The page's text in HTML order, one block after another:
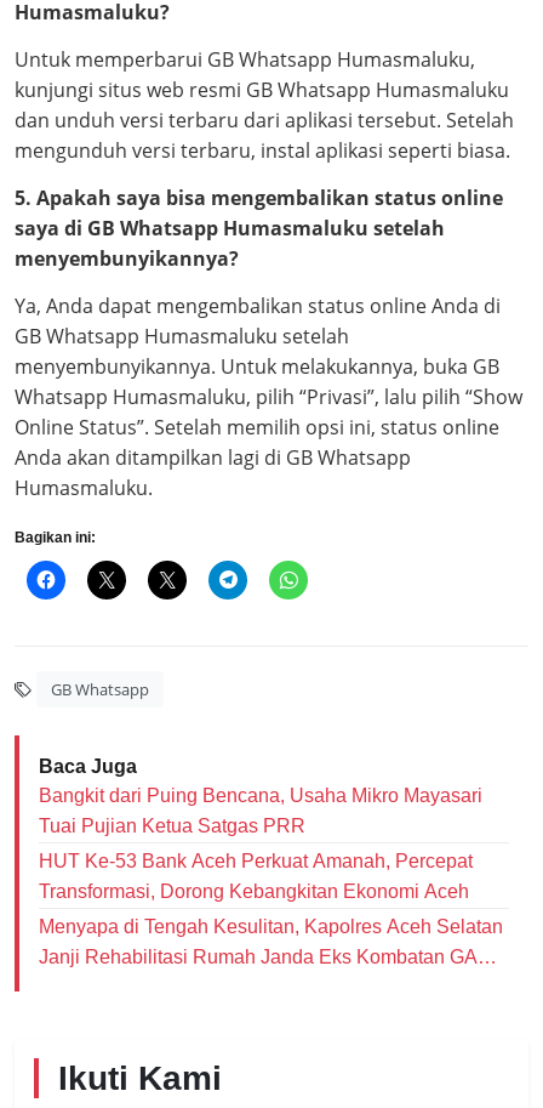
Humasmaluku?
Untuk memperbarui GB Whatsapp Humasmaluku,
kunjungi situs web resmi GB Whatsapp Humasmaluku
dan unduh versi terbaru dari aplikasi tersebut. Setelah
mengunduh versi terbaru, instal aplikasi seperti biasa.
5. Apakah saya bisa mengembalikan status online
saya di GB Whatsapp Humasmaluku setelah
menyembunyikannya?
Ya, Anda dapat mengembalikan status online Anda di
GB Whatsapp Humasmaluku setelah
menyembunyikannya. Untuk melakukannya, buka GB
Whatsapp Humasmaluku, pilih “Privasi”, lalu pilih “Show
Online Status”. Setelah memilih opsi ini, status online
Anda akan ditampilkan lagi di GB Whatsapp
Humasmaluku.
Bagikan ini:
GB Whatsapp
Baca Juga
Bangkit dari Puing Bencana, Usaha Mikro Mayasari
Tuai Pujian Ketua Satgas PRR
HUT Ke-53 Bank Aceh Perkuat Amanah, Percepat
Transformasi, Dorong Kebangkitan Ekonomi Aceh
Menyapa di Tengah Kesulitan, Kapolres Aceh Selatan
Janji Rehabilitasi Rumah Janda Eks Kombatan GAM
Ikuti Kami